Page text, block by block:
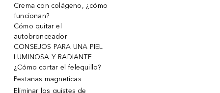
Crema con colágeno, ¿cómo
funcionan?
Cómo quitar el
autobronceador
CONSEJOS PARA UNA PIEL
LUMINOSA Y RADIANTE
¿Cómo cortar el felequillo?
Pestanas magneticas
Eliminar los quistes de